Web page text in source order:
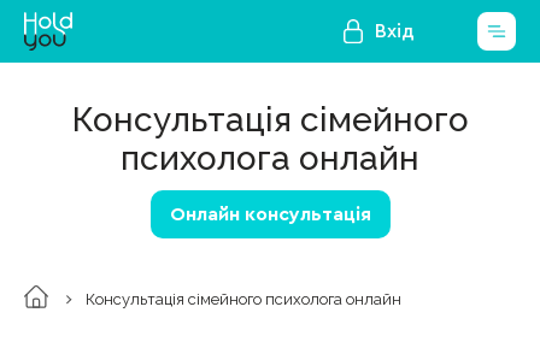
Вхід
Консультація сімейного
психолога онлайн
Онлайн консультація
Консультація сімейного психолога онлайн